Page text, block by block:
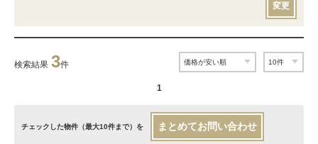
変更
検索結果 3件
1
チェックした物件（最大10件まで）を まとめてお問い合わせ